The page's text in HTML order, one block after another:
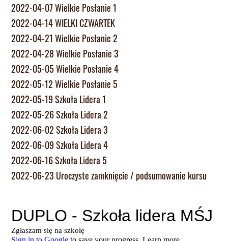
2022-04-07 Wielkie Posłanie 1
2022-04-14 WIELKI CZWARTEK
2022-04-21 Wielkie Posłanie 2
2022-04-28 Wielkie Posłanie 3
2022-05-05 Wielkie Posłanie 4
2022-05-12 Wielkie Posłanie 5
2022-05-19 Szkoła Lidera 1
2022-05-26 Szkoła Lidera 2
2022-06-02 Szkoła Lidera 3
2022-06-09 Szkoła Lidera 4
2022-06-16 Szkoła Lidera 5
2022-06-23 Uroczyste zamknięcie / podsumowanie kursu